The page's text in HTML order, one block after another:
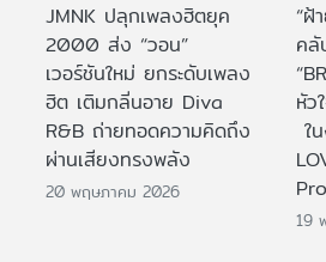
JMNK ปลุกเพลงฮิตยุค
2000 ส่ง “วอน”
เวอร์ชันใหม่ ยกระดับเพลง
ฮิต เติมกลิ่นอาย Diva
R&B ถ่ายทอดความคิดถึง
ผ่านเสียงทรงพลัง
20 พฤษภาคม 2026
“ฝ้
คลั
หัว
ใ
19